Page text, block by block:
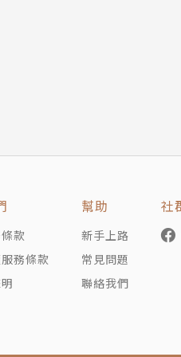
款
務條款
幫助
新手上路
常見問題
聯絡我們
社